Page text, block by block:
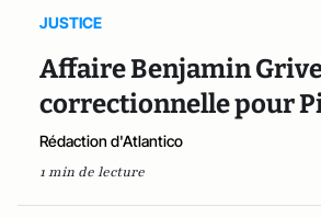
JUSTICE
Affaire Benjamin
correctionnelle pour
Rédaction d'Atlantico
1 min de lecture